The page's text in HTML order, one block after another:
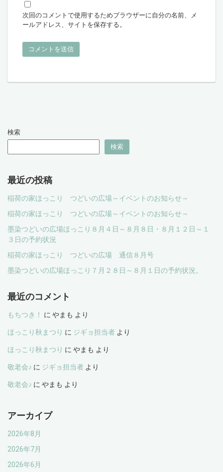
次回のコメントで使用するためブラウザーに自分の名前、メ
ールアドレス、サイトを保存する。
検索
検索
最近の投稿
稲荷の家ほっこり つどいの広場～イベントのお知らせ～
稲荷の家ほっこり つどいの広場～イベントのお知らせ～
墨染つどいの広場ほっこり８月４日～８月８日・８月１２日～１
３日の予約状況
稲荷の家ほっこり つどいの広場 通信８月号
墨染つどいの広場ほっこり７月２８日～８月１日の予約状況。
最近のコメント
もちつき！ に やまも より
ほっこり秋まつり に ジギョ担当者 より
ほっこり秋まつり に やまも より
敬老会♪ に ジギョ担当者 より
敬老会♪ に やまも より
アーカイブ
2026年8月
2026年7月
2026年6月